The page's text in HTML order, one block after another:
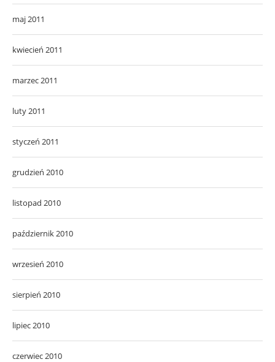
maj 2011
kwiecień 2011
marzec 2011
luty 2011
styczeń 2011
grudzień 2010
listopad 2010
październik 2010
wrzesień 2010
sierpień 2010
lipiec 2010
czerwiec 2010